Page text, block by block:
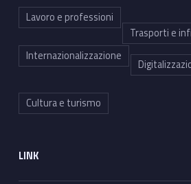
Lavoro e professioni
Trasporti e
Internazionalizzazione
Cultura e turismo
LINK